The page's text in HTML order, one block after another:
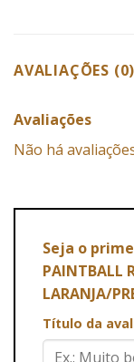
AVALIAÇÕES (0)
Avaliações
Não há
Seja o
PAINTBALL
LARANJA/
Título da